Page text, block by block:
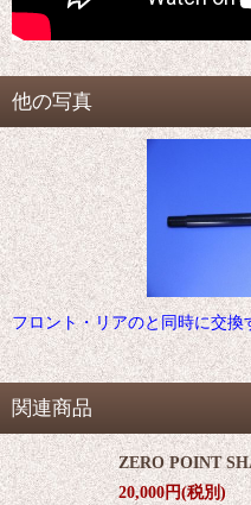
他の写真
フロント・リアのと同時に交
関連商品
ZERO POINT
20,000円(税別)